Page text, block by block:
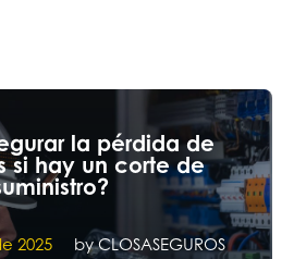
la pérdida de
si hay un corte de
2025 byCLOSASEGUROS